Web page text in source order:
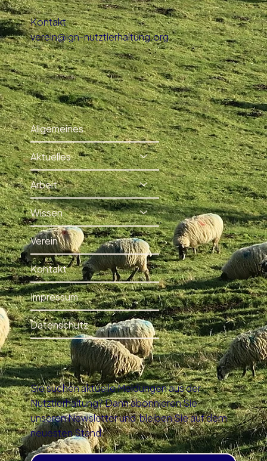
Kontakt
verein@ign-nutztierhaltung.org
Allgemeines
Aktuelles
Arbeit
Wissen
Verein
Kontakt
Impressum
Datenschutz
Sie suchen aktuelle Meldungen aus der
Nutztierhaltung? Dann abonnieren Sie
unseren Newsletter und bleiben Sie auf dem
neuesten Stand.